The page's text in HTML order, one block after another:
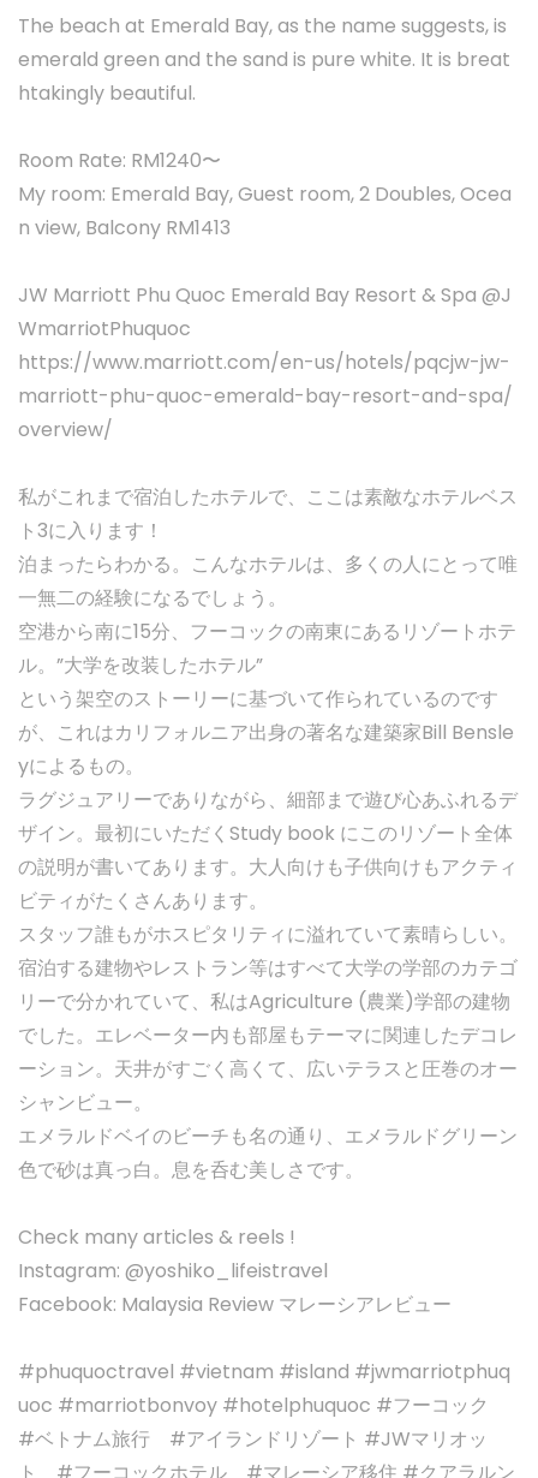
The beach at Emerald Bay, as the name suggests, is
emerald green and the sand is pure white. It is breat
htakingly beautiful.
Room Rate: RM1240〜
My room: Emerald Bay, Guest room, 2 Doubles, Ocea
n view, Balcony RM1413
JW Marriott Phu Quoc Emerald Bay Resort & Spa @J
WmarriotPhuquoc
https://www.marriott.com/en-us/hotels/pqcjw-jw-
marriott-phu-quoc-emerald-bay-resort-and-spa/
overview/
私がこれまで宿泊したホテルで、ここは素敵なホテルベス
ト3に入ります！
泊まったらわかる。こんなホテルは、多くの人にとって唯
一無二の経験になるでしょう。
空港から南に15分、フーコックの南東にあるリゾートホテ
ル。”大学を改装したホテル”
という架空のストーリーに基づいて作られているのです
が、これはカリフォルニア出身の著名な建築家Bill Bensle
yによるもの。
ラグジュアリーでありながら、細部まで遊び心あふれるデ
ザイン。最初にいただくStudy book にこのリゾート全体
の説明が書いてあります。大人向けも子供向けもアクティ
ビティがたくさんあります。
スタッフ誰もがホスピタリティに溢れていて素晴らしい。
宿泊する建物やレストラン等はすべて大学の学部のカテゴ
リーで分かれていて、私はAgriculture (農業)学部の建物
でした。エレベーター内も部屋もテーマに関連したデコレ
ーション。天井がすごく高くて、広いテラスと圧巻のオー
シャンビュー。
エメラルドベイのビーチも名の通り、エメラルドグリーン
色で砂は真っ白。息を呑む美しさです。
Check many articles & reels !
Instagram: @yoshiko_lifeistravel
Facebook: Malaysia Review マレーシアレビュー
#phuquoctravel #vietnam #island #jwmarriotphuq
uoc #marriotbonvoy #hotelphuquoc #フーコック
#ベトナム旅行 #アイランドリゾート #JWマリオッ